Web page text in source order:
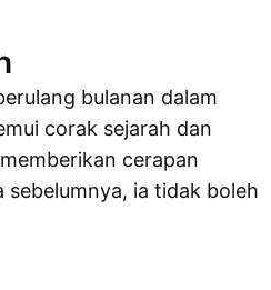
bulanan dalam
corak sejarah dan
cerapan
ia tidak boleh